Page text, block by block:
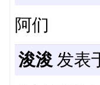
阿们
浚浚 发表